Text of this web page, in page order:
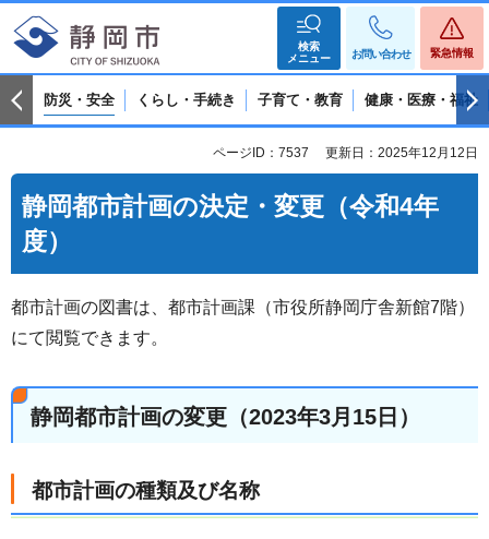
検索
メニュー
お問い合わせ 緊急情報
防災・安全 くらし・手続き 子育て・教育 健康・医療・福祉
ページID：7537 更新日：2025年12月12日
静岡都市計画の決定・変更（令和4年
度）
都市計画の図書は、都市計画課（市役所静岡庁舎新館7階）
にて閲覧できます。
静岡都市計画の変更（2023年3月15日）
都市計画の種類及び名称